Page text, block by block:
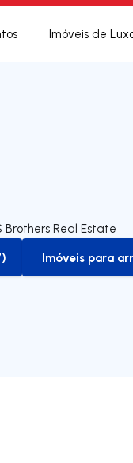
Imóveis de
Brothers Real Estate
Imóveis para